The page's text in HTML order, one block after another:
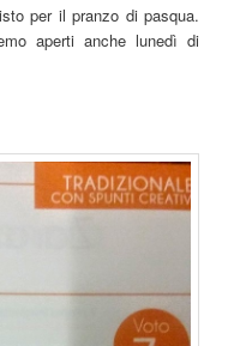
per il pranzo di pasqua.
aperti anche lunedì di